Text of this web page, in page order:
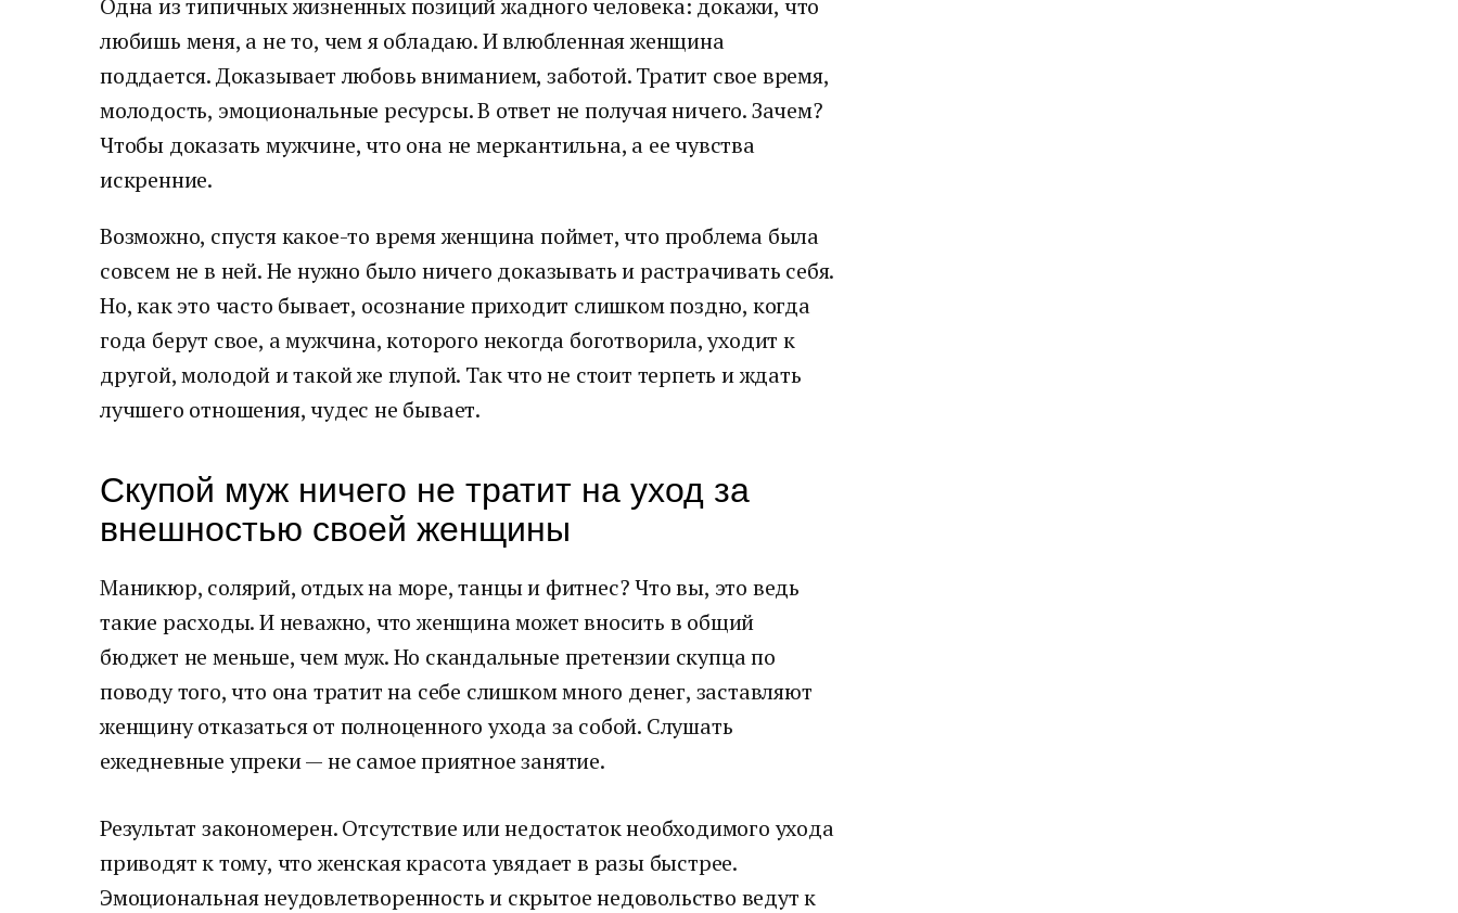
Одна из типичных жизненных позиций жадного человека: докажи, что
любишь меня, а не то, чем я обладаю. И влюбленная женщина
поддается. Доказывает любовь вниманием, заботой. Тратит свое время,
молодость, эмоциональные ресурсы. В ответ не получая ничего. Зачем?
Чтобы доказать мужчине, что она не меркантильна, а ее чувства
искренние.
Возможно, спустя какое-то время женщина поймет, что проблема была
совсем не в ней. Не нужно было ничего доказывать и растрачивать себя.
Но, как это часто бывает, осознание приходит слишком поздно, когда
года берут свое, а мужчина, которого некогда боготворила, уходит к
другой, молодой и такой же глупой. Так что не стоит терпеть и ждать
лучшего отношения, чудес не бывает.
Скупой муж ничего не тратит на уход за
внешностью своей женщины
Маникюр, солярий, отдых на море, танцы и фитнес? Что вы, это ведь
такие расходы. И неважно, что женщина может вносить в общий
бюджет не меньше, чем муж. Но скандальные претензии скупца по
поводу того, что она тратит на себе слишком много денег, заставляют
женщину отказаться от полноценного ухода за собой. Слушать
ежедневные упреки — не самое приятное занятие.
Результат закономерен. Отсутствие или недостаток необходимого ухода
приводят к тому, что женская красота увядает в разы быстрее.
Эмоциональная неудовлетворенность и скрытое недовольство ведут к